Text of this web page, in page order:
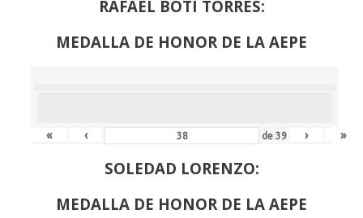
RAFAEL BOTÍ TORRES:
MEDALLA DE HONOR DE LA AEPE
« ‹ de39 › »
SOLEDAD LORENZO:
MEDALLA DE HONOR DE LA AEPE